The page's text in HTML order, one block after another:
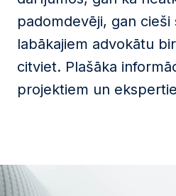
padomdevēji, gan
labākajiem advokātu
citviet. Plašāka
projektiem un